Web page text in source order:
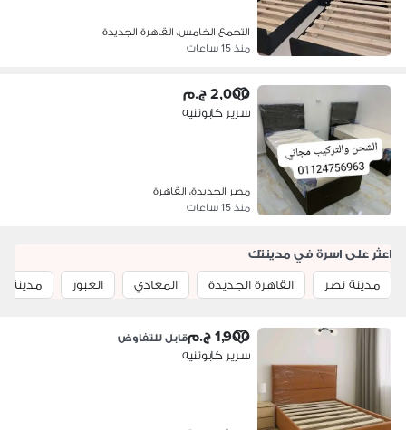
التجمع الخامس، القاهرة الجديدة
منذ 15 ساعات
2,000 ج.م
سرير كابوتنيه
مصر الجديدة، القاهرة
منذ 15 ساعات
اعثر على اسرة في مدينتك
مدينة نصر
القاهرة الجديدة المعادي العبور مدينة
1,900 ج.م قابل للتفاوض
سرير كابوتنيه